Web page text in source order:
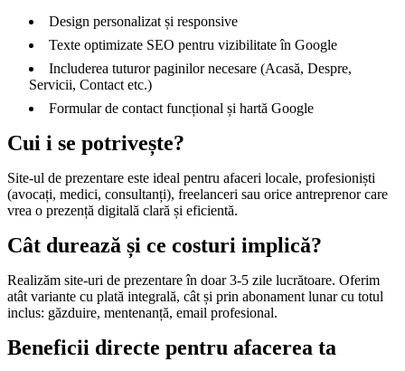
Design personalizat și responsive
Texte optimizate SEO pentru vizibilitate în Google
Includerea tuturor paginilor necesare (Acasă, Despre,
Servicii, Contact etc.)
Formular de contact funcțional și hartă Google
Cui i se potrivește?
Site-ul de prezentare este ideal pentru afaceri locale, profesioniști
(avocați, medici, consultanți), freelanceri sau orice antreprenor care
vrea o prezență digitală clară și eficientă.
Cât durează și ce costuri implică?
Realizăm site-uri de prezentare în doar 3-5 zile lucrătoare. Oferim
atât variante cu plată integrală, cât și prin abonament lunar cu totul
inclus: găzduire, mentenanță, email profesional.
Beneficii directe pentru afacerea ta